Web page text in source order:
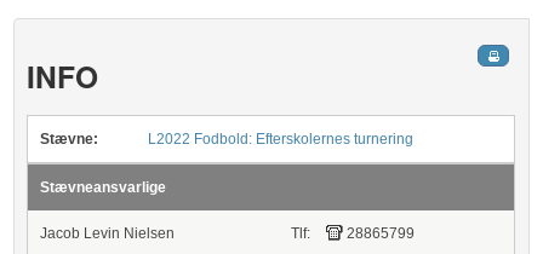
INFO
Stævne: L2022 Fodbold: Efterskolernes turnering
Stævneansvarlige
Jacob Levin Nielsen Tlf: 28865799